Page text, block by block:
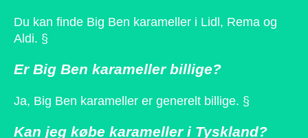
Du kan finde Big Ben karameller i Lidl, Rema og
Aldi. §
Er Big Ben karameller billige?
Ja, Big Ben karameller er generelt billige. §
Kan jeg købe karameller i Tyskland?